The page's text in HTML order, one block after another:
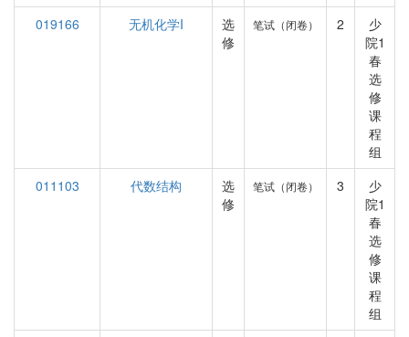
019166
无机化学I
选
修
笔试（闭卷） 2
少
院1
春
选
修
课
程
组
011103
代数结构
选
修
笔试（闭卷） 3
少
院1
春
选
修
课
程
组